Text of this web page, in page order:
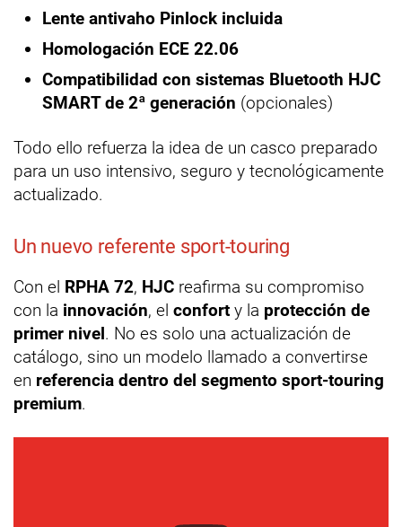
Lente antivaho Pinlock incluida
Homologación ECE 22.06
Compatibilidad con sistemas Bluetooth HJC
SMART de 2ª generación (opcionales)
Todo ello refuerza la idea de un casco preparado
para un uso intensivo, seguro y tecnológicamente
actualizado.
Un nuevo referente sport-touring
Con el RPHA 72, HJC reafirma su compromiso
con la innovación, el confort y la protección de
primer nivel. No es solo una actualización de
catálogo, sino un modelo llamado a convertirse
en referencia dentro del segmento sport-touring
premium.